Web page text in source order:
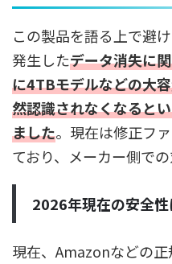
この製品を語る上で避
発生したデータ消失に
に4TBモデルなどの大
然認識されなくなると
ました。現在は修正フ
ており、メーカー側での
2026年現在の安全性
現在、Amazonなどの